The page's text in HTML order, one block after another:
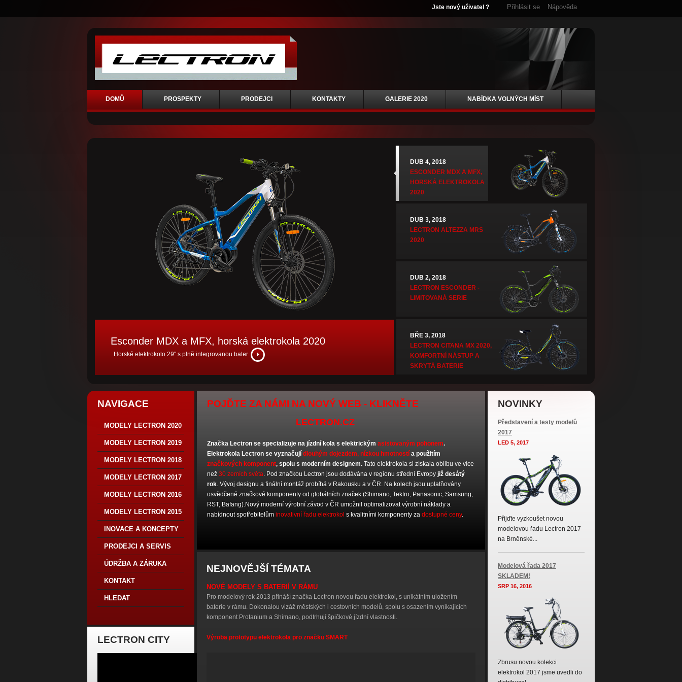
Jste nový uživatel ? Přihlásit se Nápověda
DOMŮ PROSPEKTY PRODEJCI KONTAKTY GALERIE 2020 NABÍDKA VOLNÝCH MÍST
Esconder MDX a MFX, horská elektrokola 2020
Horské elektrokolo 29" s plně integrovanou bater
DUB 4, 2018
ESCONDER MDX A MFX,
HORSKÁ ELEKTROKOLA
2020
DUB 3, 2018
LECTRON ALTEZZA MRS
2020
DUB 2, 2018
LECTRON ESCONDER -
LIMITOVANÁ SERIE
BŘE 3, 2018
LECTRON CITANA MX 2020,
KOMFORTNÍ NÁSTUP A
SKRYTÁ BATERIE
NAVIGACE
MODELY LECTRON 2020
MODELY LECTRON 2019
MODELY LECTRON 2018
MODELY LECTRON 2017
MODELY LECTRON 2016
MODELY LECTRON 2015
INOVACE A KONCEPTY
PRODEJCI A SERVIS
ÚDRŽBA A ZÁRUKA
KONTAKT
HLEDAT
LECTRON CITY
NOVINKY
Představení a testy modelů
2017
LED 5, 2017
Přijďte vyzkoušet novou
modelovou řadu Lectron 2017
na Brněnské...
Modelová řada 2017
SKLADEM!
SRP 16, 2016
Zbrusu novou kolekci
elektrokol 2017 jsme uvedli do
POJĎTE ZA NÁMI NA NOVÝ WEB - KLIKNĚTE
LECTRON.CZ
Značka Lectron se specializuje na jízdní kola s elektrickým asistovaným pohonem.
Elektrokola Lectron se vyznačují dlouhým dojezdem, nízkou hmotností a použitím
značkových komponent, spolu s moderním designem. Tato elektrokola si získala oblibu ve více
než 30 zemích světa. Pod značkou Lectron jsou dodávána v regionu střední Evropy již desátý
rok. Vývoj designu a finální montáž probíhá v Rakousku a v ČR. Na kolech jsou uplatňovány
osvědčené značkové komponenty od globálních značek (Shimano, Tektro, Panasonic, Samsung,
RST, Bafang).Nový moderní výrobní závod v ČR umožnil optimalizovat výrobní náklady a
nabídnout spotřebitelům inovativní řadu elektrokol s kvalitními komponenty za dostupné ceny.
NEJNOVĚJŠÍ TÉMATA
NOVÉ MODELY S BATERIÍ V RÁMU
Pro modelový rok 2013 přináší značka Lectron novou řadu elektrokol, s unikátním uložením
baterie v rámu. Dokonalou vizáž městských i cestovních modelů, spolu s osazením vynikajících
komponent Protanium a Shimano, podtrhují špičkové jízdní vlastnosti.
Výroba prototypu elektrokola pro značku SMART